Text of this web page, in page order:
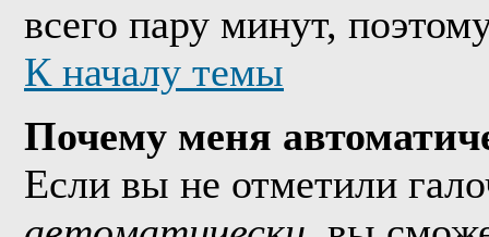
всего пару минут,
К началу темы
Почему меня
Если вы не отметили